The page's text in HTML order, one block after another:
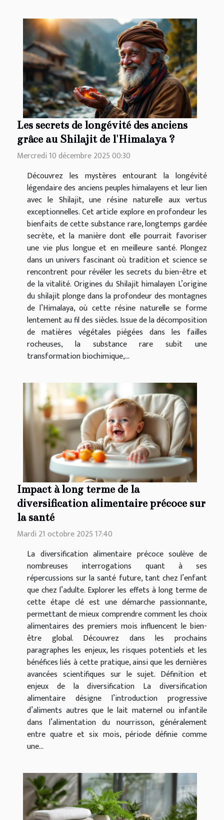
Les secrets de longévité des anciens
grâce au Shilajit de l'Himalaya ?
Mercredi 10 décembre 2025 00:30
Découvrez les mystères entourant la longévité
légendaire des anciens peuples himalayens et leur lien
avec le Shilajit, une résine naturelle aux vertus
exceptionnelles. Cet article explore en profondeur les
bienfaits de cette substance rare, longtemps gardée
secrète, et la manière dont elle pourrait favoriser
une vie plus longue et en meilleure santé. Plongez
dans un univers fascinant où tradition et science se
rencontrent pour révéler les secrets du bien-être et
de la vitalité. Origines du Shilajit himalayen L’origine
du shilajit plonge dans la profondeur des montagnes
de l’Himalaya, où cette résine naturelle se forme
lentement au fil des siècles. Issue de la décomposition
de matières végétales piégées dans les failles
rocheuses, la substance rare subit une
transformation biochimique,...
Impact à long terme de la
diversification alimentaire précoce sur
la santé
Mardi 21 octobre 2025 17:40
La diversification alimentaire précoce soulève de
nombreuses interrogations quant à ses
répercussions sur la santé future, tant chez l’enfant
que chez l’adulte. Explorer les effets à long terme de
cette étape clé est une démarche passionnante,
permettant de mieux comprendre comment les choix
alimentaires des premiers mois influencent le bien-
être global. Découvrez dans les prochains
paragraphes les enjeux, les risques potentiels et les
bénéfices liés à cette pratique, ainsi que les dernières
avancées scientifiques sur le sujet. Définition et
enjeux de la diversification La diversification
alimentaire désigne l’introduction progressive
d’aliments autres que le lait maternel ou infantile
dans l’alimentation du nourrisson, généralement
entre quatre et six mois, période définie comme
une...